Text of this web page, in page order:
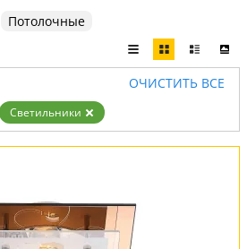
Потолочные
ОЧИСТИТЬ ВСЕ
Светильники